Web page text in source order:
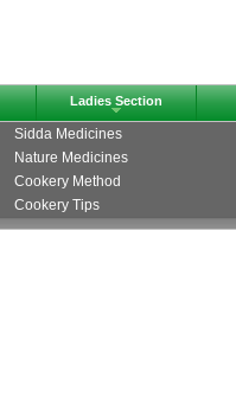
Ladies Section
Sidda Medicines
Nature Medicines
Cookery Method
Cookery Tips